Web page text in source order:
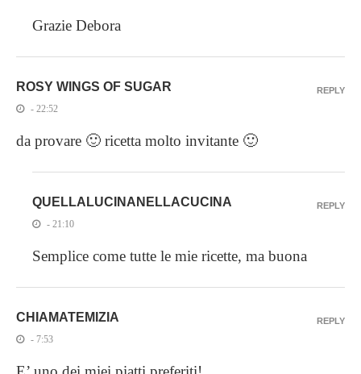
Grazie Debora
ROSY WINGS OF SUGAR
- 22:52
da provare 🙂 ricetta molto invitante 🙂
REPLY
QUELLALUCINANELLACUCINA
- 21:10
Semplice come tutte le mie ricette, ma buona
REPLY
CHIAMATEMIZIA
- 7:53
REPLY